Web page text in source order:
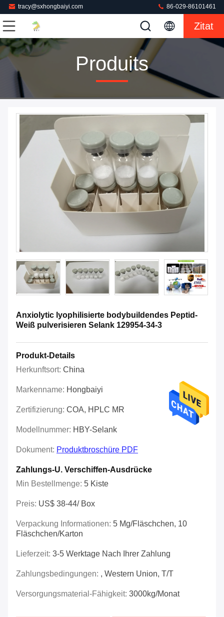
tracy@sxhongbaiyi.com 86-029-86101461
Zitat
Produits
Anxiolytic lyophilisierte bodybuildendes Peptid-
Weiß pulverisieren Selank 129954-34-3
Produkt-Details
Herkunftsort: China
Markenname: Hongbaiyi
Zertifizierung: COA, HPLC MR
Modellnummer: HBY-Selank
Dokument: Produktbroschüre PDF
Zahlungs-U. Verschiffen-Ausdrücke
Min Bestellmenge: 5 Kiste
Preis: US$ 38-44/ Box
Verpackung Informationen: 5 Mg/Fläschchen, 10
Fläschchen/Karton
Lieferzeit: 3-5 Werktage Nach Ihrer Zahlung
Zahlungsbedingungen: , Western Union, T/T
Versorgungsmaterial-Fähigkeit: 3000kg/Monat